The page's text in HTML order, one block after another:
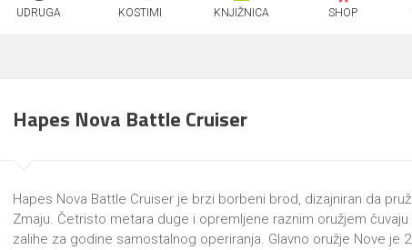
UDRUGA KOSTIMI KNJIŽNICA SHOP
Hapes Nova Battle Cruiser
Hapes Nova Battle Cruiser je brzi borbeni brod, dizajniran da
Zmaju. Četristo metara duge i opremljene raznim oružjem
zalihe za godine samostalnog operiranja. Glavno oružje Nove je